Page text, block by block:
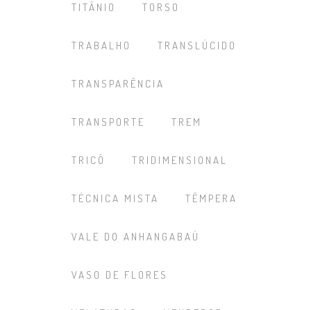
TITÂNIO TORSO
TRABALHO TRANSLÚCIDO
TRANSPARÊNCIA
TRANSPORTE TREM
TRICÔ TRIDIMENSIONAL
TÉCNICA MISTA TÊMPERA
VALE DO ANHANGABAÚ
VASO DE FLORES